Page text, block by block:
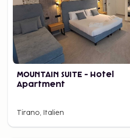
MOUNTAIN SUITE - Hotel
Apartment
Tirano, Italien